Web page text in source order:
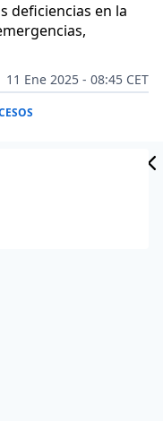
deficiencias en la
11 Ene 2025 - 08:45 CET